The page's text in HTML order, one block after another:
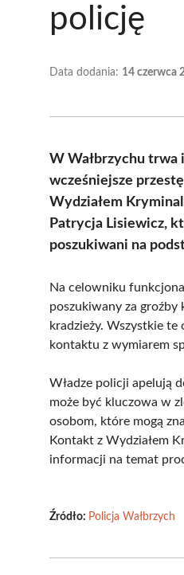
policję
Data dodania: 14 czerwca
W Wałbrzychu trwa
wcześniejsze
Wydziałem
Patrycja Lisiewicz,
poszukiwani na
Na celowniku
poszukiwany za groźby
kradzieży. Wszystkie te
kontaktu z wymiarem
Władze policji apelują
może być kluczowa w
osobom, które mogą
Kontakt z Wydziałem
informacji na temat
Źródło: Policja Wałbrzych